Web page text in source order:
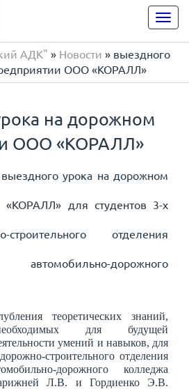
АДК" » Новости » выездного
ООО «КОРАЛЛ»
на дорожном
ООО «КОРАЛЛ»
урока на дорожном
для студентов 3-х
отделения
дорожного
теоретических знаний,
для будущей
умений и навыков, для
строительного отделения
дорожного колледжа
Л.В. и Гордиенко Э.В.